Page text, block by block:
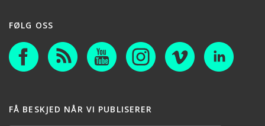
FØLG OSS
FÅ BESKJED NÅR VI PUBLISERER